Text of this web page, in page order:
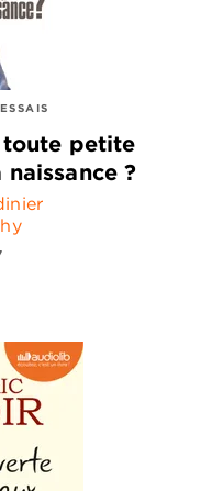
petite
?